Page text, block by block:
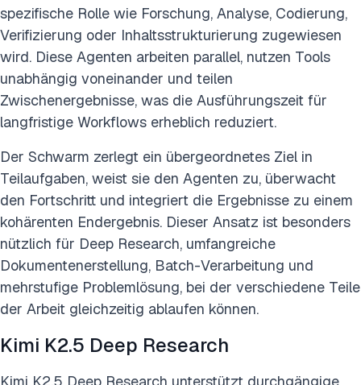
spezifische Rolle wie Forschung, Analyse, Codierung,
Verifizierung oder Inhaltsstrukturierung zugewiesen
wird. Diese Agenten arbeiten parallel, nutzen Tools
unabhängig voneinander und teilen
Zwischenergebnisse, was die Ausführungszeit für
langfristige Workflows erheblich reduziert.
Der Schwarm zerlegt ein übergeordnetes Ziel in
Teilaufgaben, weist sie den Agenten zu, überwacht
den Fortschritt und integriert die Ergebnisse zu einem
kohärenten Endergebnis. Dieser Ansatz ist besonders
nützlich für Deep Research, umfangreiche
Dokumentenerstellung, Batch-Verarbeitung und
mehrstufige Problemlösung, bei der verschiedene Teile
der Arbeit gleichzeitig ablaufen können.
Kimi K2.5 Deep Research